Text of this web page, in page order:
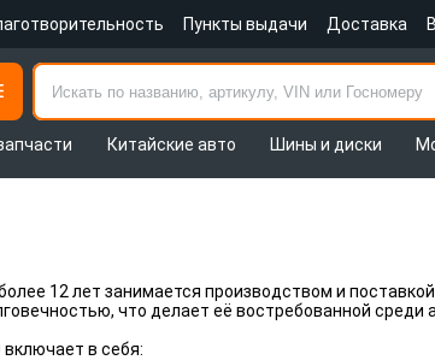
Пункты выдачи Доставка
Китайские авто Шины и диски
12 лет занимается производством и
что делает её востребованной среди
включает в себя: